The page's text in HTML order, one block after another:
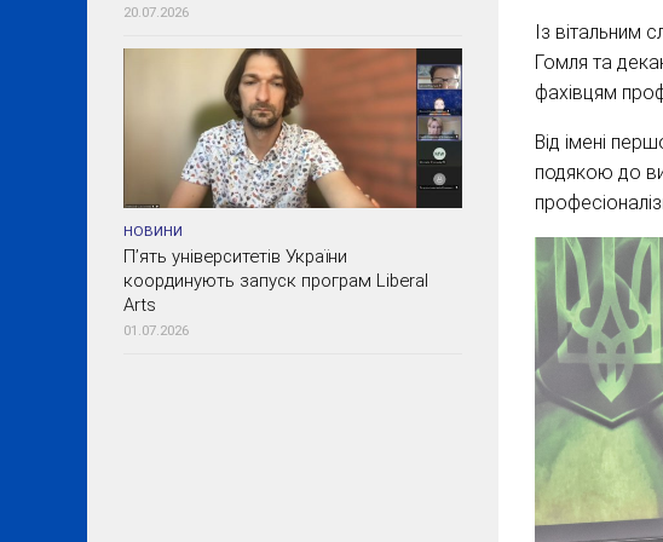
Із вітальним
Гомля та
фахівцям
Від імені
подякою до
20.07.2026
НОВИНИ
П’ять університетів України
координують запуск програм Liberal
Arts
01.07.2026